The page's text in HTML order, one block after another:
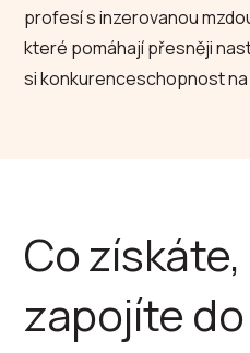
profesí s inzerovanou
které pomáhají přesněji
si konkurenceschopnost
Co
zapojíte do